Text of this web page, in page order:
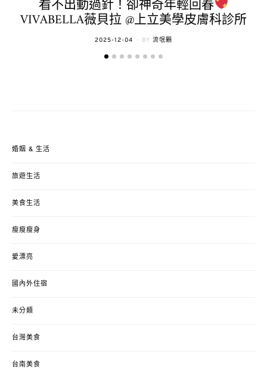
看不出動過針！卻神奇年輕回春
VIVABELLA薇貝拉 @上立美學皮膚科診所
POSTED
2025-12-04 BY 流氓顆
婚姻 & 生活
旅遊生活
美食生活
瘦瘦瘦身
愛漂亮
國內外住宿
未分類
台灣美食
台南美食